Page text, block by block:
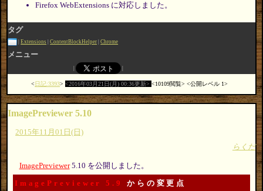
Firefox WebExtensions に対応しました。
タグ
Extensions ContentBlockHelper Chrome
メニュー
日記:3393 2016年03月21日(月) 00:36更新 10109閲覧 公開レベル 1
ImagePreviewer 5.10
2015年11月01日(日)
らくだ
ImagePreviewer5.10 を公開しました。
ImagePreviewer 5.9 からの変更点